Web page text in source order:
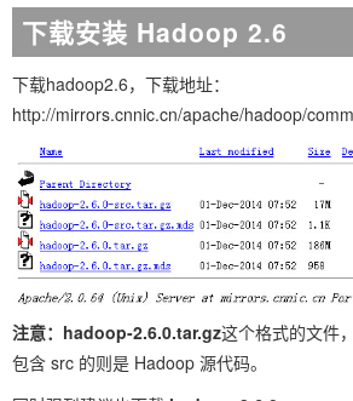
下载安装 Hadoop 2.6
下载hadoop2.6，下载地址：
http://mirrors.cnnic.cn/apache/hadoop/
注意：hadoop-2.6.0.tar.gz这个格式的文件
包含 src 的则是 Hadoop 源代码。